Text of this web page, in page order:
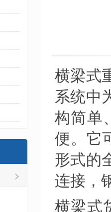
横梁式
系统中
构简单
便。它
形式的
连接，
横梁式